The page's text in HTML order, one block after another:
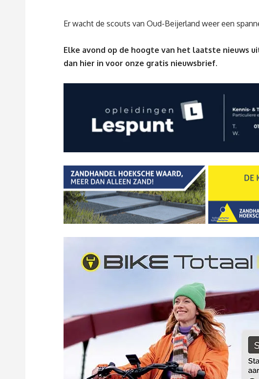
Er wacht de scouts van Oud-Beijerland weer een
Elke avond op de hoogte van het laatste nieuws
dan hier in voor onze gratis nieuwsbrief.